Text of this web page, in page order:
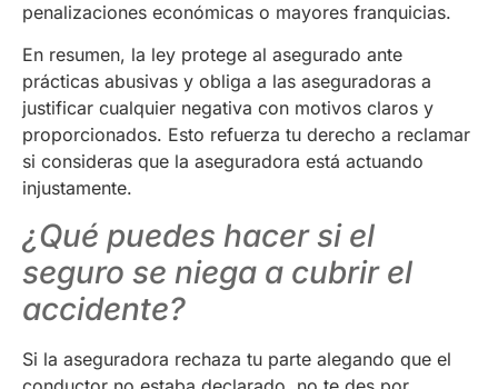
penalizaciones económicas o mayores franquicias.
En resumen, la ley protege al asegurado ante
prácticas abusivas y obliga a las aseguradoras a
justificar cualquier negativa con motivos claros y
proporcionados. Esto refuerza tu derecho a reclamar
si consideras que la aseguradora está actuando
injustamente.
¿Qué puedes hacer si el
seguro se niega a cubrir el
accidente?
Si la aseguradora rechaza tu parte alegando que el